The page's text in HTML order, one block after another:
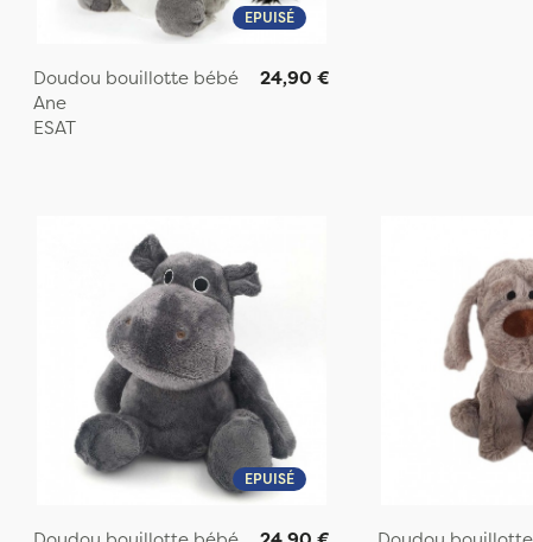
EPUISÉ
Doudou bouillotte bébé
Ane
ESAT
24,90 €
EPUISÉ